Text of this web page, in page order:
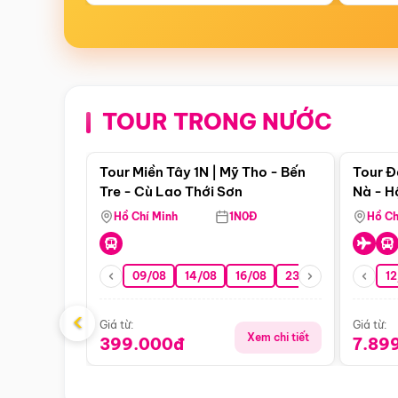
TOUR TRONG NƯỚC
Điểm nổi bật
Tour Miền Tây 1N | Mỹ Tho - Bến
Tre - Cù Lao Thới Sơn
Hồ Chí Minh 1N0Đ
09/08 14/08 16/08 23/08 30/08
Giá từ:
399.000đ Xem chi tiết
Tour
Nà -
Nha
Hồ
Giá từ:
‹